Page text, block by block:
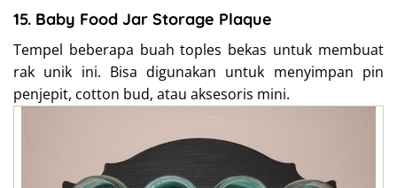
15. Baby Food Jar Storage Plaque
Tempel beberapa buah toples bekas untuk membuat
rak unik ini. Bisa digunakan untuk menyimpan pin
penjepit, cotton bud, atau aksesoris mini.